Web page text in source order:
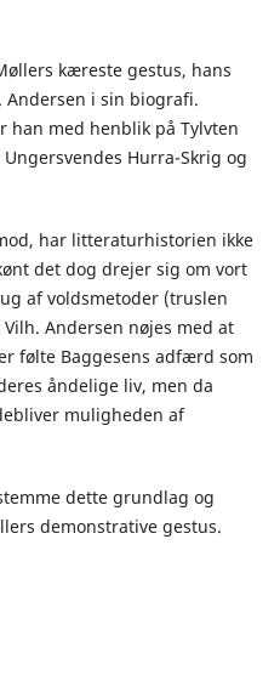
kæreste gestus, hans
i sin biografi.
han med henblik på Tylvten
Hurra-Skrig og
har litteraturhistorien ikke
det dog drejer sig om vort
af voldsmetoder (truslen
Andersen nøjes med at
følte Baggesens adfærd som
åndelige liv, men da
muligheden af
dette grundlag og
demonstrative gestus.